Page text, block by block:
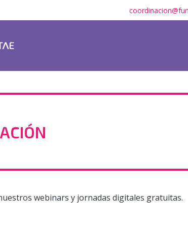
webinars y jornadas digitales gratuitas.